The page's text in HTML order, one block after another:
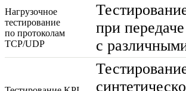
Нагрузочное
тестирование
по протоколам
TCP/UDP
при
с